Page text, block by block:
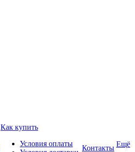
Как купить
Условия оплаты
Контакты Ещё